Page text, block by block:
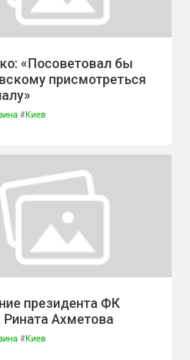
«Посоветовал бы
присмотреться
#Киев
президента ФК
Ахметова
#Киев